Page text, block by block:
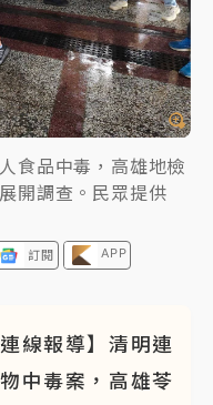
檢抗告成功 今重開羈
轟3天 「紅到發紫」降
食品中毒，高雄地檢
開調查。民眾提供
訂閱 APP
線報導】清明連
中毒案，高雄苓